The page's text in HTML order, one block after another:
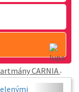
CARNIA